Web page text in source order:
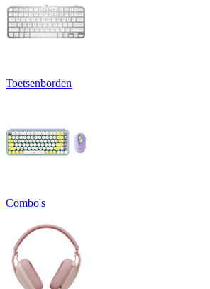
Toetsenborden
Combo's